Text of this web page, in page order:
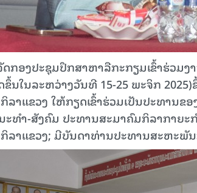
ດກອງປະຊຸມປຶກສາຫາລືກະກຽມເຂົ້າຮ່ວ
ດຂຶ້ນໃນລະຫວ່າງວັນທີ 15-25 ພະຈິກ
າແຂວງ ໃຫ້ກຽດເຂົ້າຮ່ວມເປັນປະທານຂ
ະທໍາ-ສັງຄົມ ປະທານສະມາຄົມກິລາກາຍ
ລາແຂວງ; ມີບັນດາທ່ານປະທານສະຫະພັນ